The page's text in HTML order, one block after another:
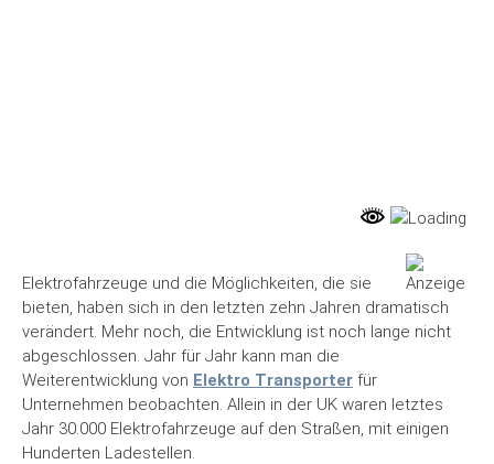
Elektrofahrzeuge und die Möglichkeiten, die sie
bieten, haben sich in den letzten zehn Jahren dramatisch
verändert. Mehr noch, die Entwicklung ist noch lange nicht
abgeschlossen. Jahr für Jahr kann man die
Weiterentwicklung von Elektro Transporter für
Unternehmen beobachten. Allein in der UK waren letztes
Jahr 30.000 Elektrofahrzeuge auf den Straßen, mit einigen
Hunderten Ladestellen.